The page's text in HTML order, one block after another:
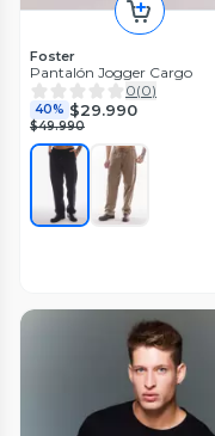
Foster
Pantalón Jogger Cargo
0(0)
40% $29.990
$49.990